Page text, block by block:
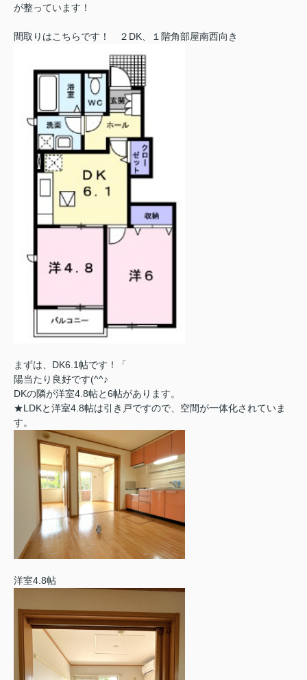
が整っています！
間取りはこちらです！ ２DK、１階角部屋南西向き
まずは、DK6.1帖です！「
陽当たり良好です(^^♪
DKの隣が洋室4.8帖と6帖があります。
★LDKと洋室4.8帖は引き戸ですので、空間が一体化されていま
す。
洋室4.8帖